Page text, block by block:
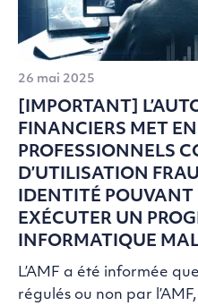
26 mai 2025
[IMPORTANT]
FINANCIERS MET
PROFESSIONNELS
D’UTILISATION
IDENTITÉ POUVANT
EXÉCUTER UN
INFORMATIQUE
L’AMF a été informée
régulés ou non par